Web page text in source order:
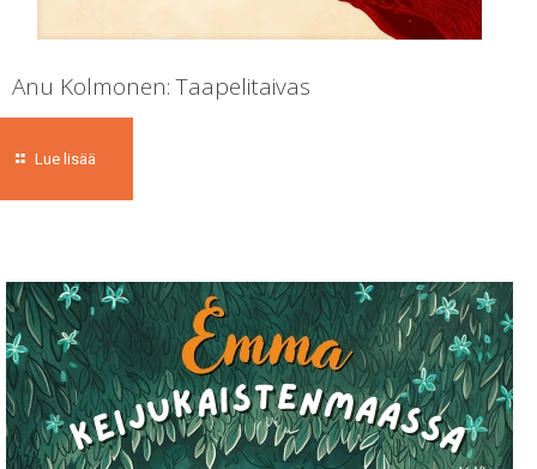
Anu Kolmonen: Taapelitaivas
Lue lisää